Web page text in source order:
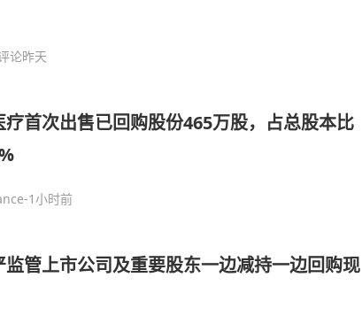
论昨天
疗首次出售已回购股份465万股，占总股本比
-1小时前
监管上市公司及重要股东一边减持一边回购现